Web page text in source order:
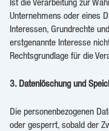
Unternehmens oder eines
Interessen, Grundrechte
erstgenannte Interesse
Rechtsgrundlage für die
3. Datenlöschung und
Die personenbezogenen
oder gesperrt, sobald der